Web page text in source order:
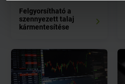
Felgyorsítható a
szennyezett talaj
kármentesítése